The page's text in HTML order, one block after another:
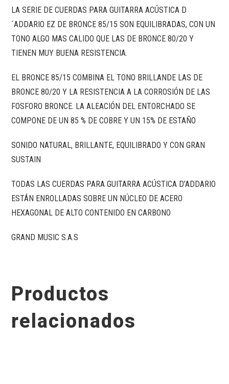
LA SERIE DE CUERDAS PARA GUITARRA ACÚSTICA D
´ADDARIO EZ DE BRONCE 85/15 SON EQUILIBRADAS, CON UN
TONO ALGO MAS CALIDO QUE LAS DE BRONCE 80/20 Y
TIENEN MUY BUENA RESISTENCIA.
EL BRONCE 85/15 COMBINA EL TONO BRILLANDE LAS DE
BRONCE 80/20 Y LA RESISTENCIA A LA CORROSIÓN DE LAS
FOSFORO BRONCE. LA ALEACIÓN DEL ENTORCHADO SE
COMPONE DE UN 85 % DE COBRE Y UN 15% DE ESTAÑO
SONIDO NATURAL, BRILLANTE, EQUILIBRADO Y CON GRAN
SUSTAIN
TODAS LAS CUERDAS PARA GUITARRA ACÚSTICA D’ADDARIO
ESTÁN ENROLLADAS SOBRE UN NÚCLEO DE ACERO
HEXAGONAL DE ALTO CONTENIDO EN CARBONO
GRAND MUSIC S.A.S
Productos
relacionados